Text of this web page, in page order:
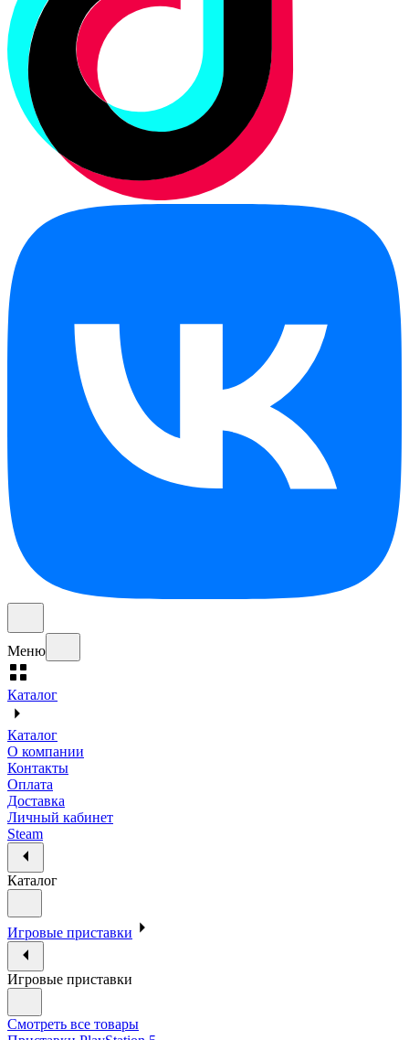
Меню
Каталог
Каталог
О компании
Контакты
Оплата
Доставка
Личный кабинет
Steam
Каталог
Игровые приставки
Игровые приставки
Смотреть все товары